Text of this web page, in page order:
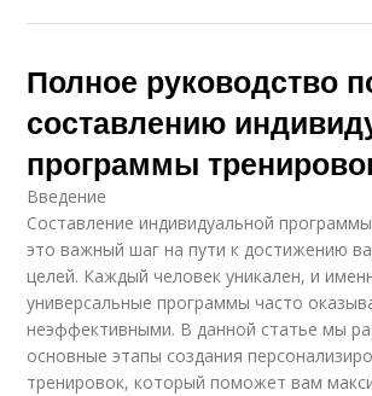
Полное руководство
составлению
программы
Введение
Составление индивидуальной
это важный шаг на пути к достижению
целей. Каждый человек уникален, и
универсальные программы часто
неэффективными. В данной статье мы
основные этапы создания
тренировок, который поможет вам